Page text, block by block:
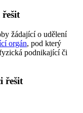
žádající o udělení
orgán, pod který
podnikající či
řešit